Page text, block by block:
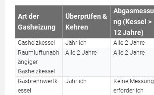
Art der
Gasheizung
Überprüfen &
Kehren
Abgasmessu
ng (Kessel >
12 Jahre)
Gasheizkessel Jährlich Alle 2 Jahre
Raumluftunabh
ängiger
Gasheizkessel
Alle 2 Jahre Alle 2 Jahre
Gasbrennwertk
essel
Jährlich
Keine Messung
erforderlich